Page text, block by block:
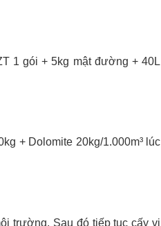
1 gói + 5kg mật đường + 40L
+ Dolomite 20kg/1.000m³ lúc
trường. Sau đó tiếp tục cấy vi